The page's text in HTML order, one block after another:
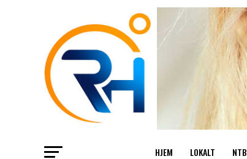
HJEM LOKALT NTB